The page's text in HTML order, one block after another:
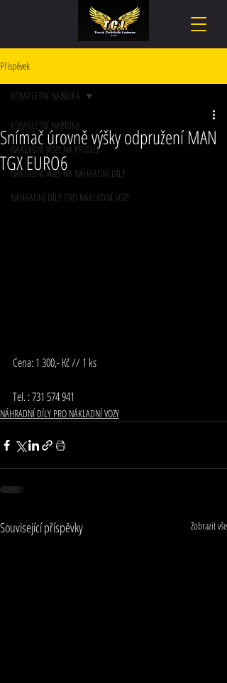
Příspěvek
KOMPLETNÍ NABÍDKA
NÁKLADNÍ VOZY NA PRODEJ
NÁKLADNÍ VOZY NA NÁHRADNÍ DÍLY
NÁHRADNÍ DÍLY PRO NÁKLADNÍ VOZY
KOMPLETNÍ NABÍDKA
Snímač úrovně výšky odpružení MAN
TGX EURO6
Cena: 1 300,- Kč // 1 ks
Tel. : 731 574 941
NÁHRADNÍ DÍLY PRO NÁKLADNÍ VOZY
Související příspěvky Zobrazit vše